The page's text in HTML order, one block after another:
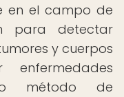
en el campo de
para detectar
y cuerpos
enfermedades
método de